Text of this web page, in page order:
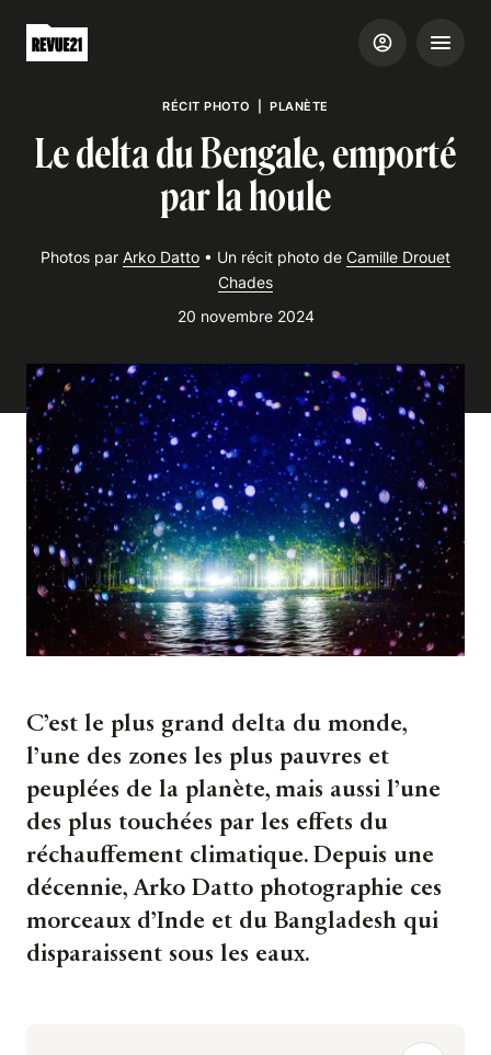
RÉCIT PHOTO |PLANÈTE
Le delta du Bengale, emporté
par la houle
Photos par Arko Datto • Un récit photo de Camille Drouet
Chades
20 novembre 2024
C’est le plus grand delta du monde,
l’une des zones les plus pauvres et
peuplées de la planète, mais aussi l’une
des plus touchées par les effets du
réchauffement climatique. Depuis une
décennie, Arko Datto photographie ces
morceaux d’Inde et du Bangladesh qui
disparaissent sous les eaux.